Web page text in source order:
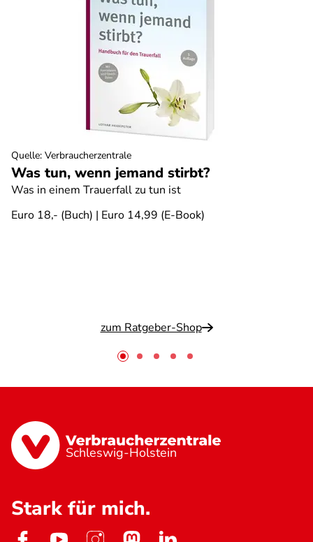
Was tun, wenn jemand stirbt?
Was in einem Trauerfall zu tun ist
Euro 18,- (Buch) | Euro 14,99 (E-Book)
zum Ratgeber-Shop
Quelle: Verbraucherzentrale
Schleswig-Holstein
Stark für mich.